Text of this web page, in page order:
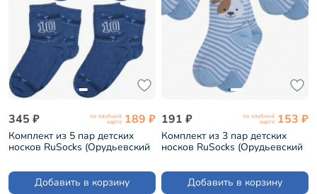
345 ₽ по клубной
карте 189 ₽
Комплект из 5 пар детских
носков RuSocks (Орудьевский
ГОЛУБЫЕ (5-Д3-13499)
Добавить в корзину
191 ₽ по клубной
карте 153 ₽
Комплект из 3 пар детских
носков RuSocks (Орудьевский
(3-Д3-13788)
Добавить в корзину